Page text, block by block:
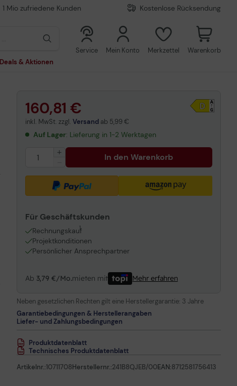
1 Mio zufriedene Kunden Kostenlose Rücksendung
Deals & Aktionen
Service Mein Konto Merkzettel Warenkorb
160,81 €
inkl. MwSt. zzgl. Versandab 5,99 €
Auf Lager: Lieferung in 1-2 Werktagen
In den Warenkorb
Für Geschäftskunden
Rechnungskauf
1
Projektkonditionen
Persönlicher Ansprechpartner
Ab 3,79 €/Mo.mieten mit Mehr erfahren
Neben gesetzlichen Rechten gilt eine Herstellergarantie: 3 Jahre
Garantiebedingungen & Herstellerangaben
Liefer- und Zahlungsbedingungen
Produktdatenblatt
Technisches Produktdatenblatt
Artikelnr.:10711708Herstellernr.:241B8QJEB/00EAN:8712581756413